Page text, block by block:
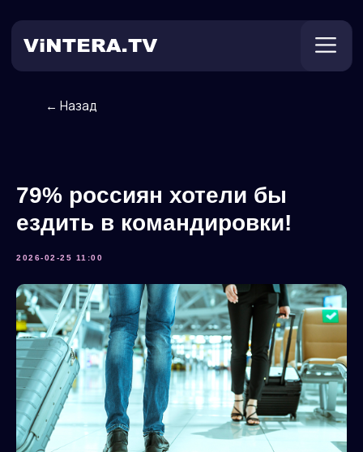
← Назад
79% россиян хотели бы
ездить в командировки!
2026-02-25 11:00